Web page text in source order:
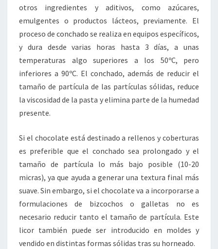
otros ingredientes y aditivos, como azúcares,
emulgentes o productos lácteos, previamente. El
proceso de conchado se realiza en equipos específicos,
y dura desde varias horas hasta 3 días, a unas
temperaturas algo superiores a los 50ºC, pero
inferiores a 90ºC. El conchado, además de reducir el
tamaño de partícula de las partículas sólidas, reduce
la viscosidad de la pasta y elimina parte de la humedad
presente.
Si el chocolate está destinado a rellenos y coberturas
es preferible que el conchado sea prolongado y el
tamaño de partícula lo más bajo posible (10-20
micras), ya que ayuda a generar una textura final más
suave. Sin embargo, si el chocolate va a incorporarse a
formulaciones de bizcochos o galletas no es
necesario reducir tanto el tamaño de partícula. Este
licor también puede ser introducido en moldes y
vendido en distintas formas sólidas tras su horneado.